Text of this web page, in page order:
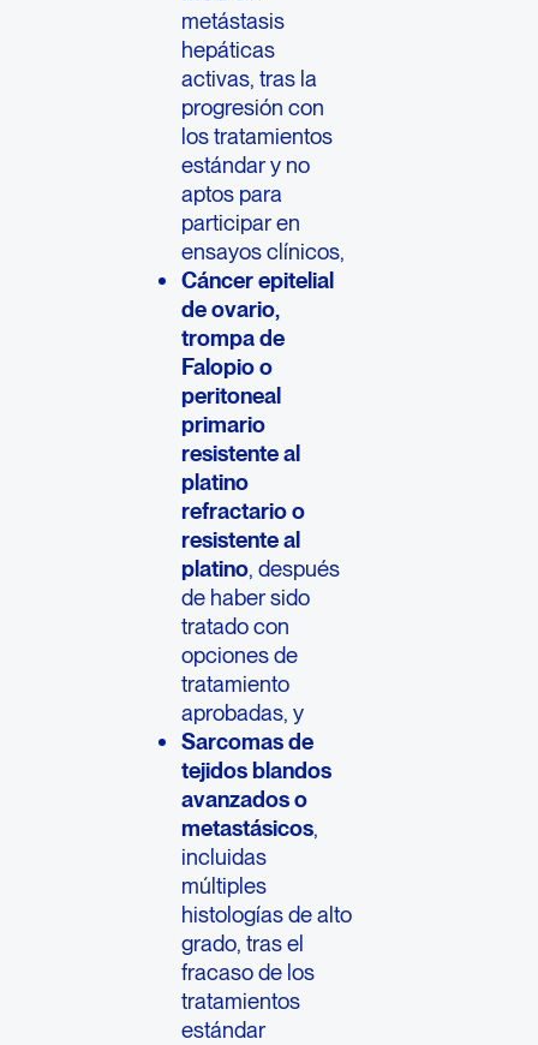
metástasis
hepáticas
activas, tras la
progresión con
los tratamientos
estándar y no
aptos para
participar en
ensayos clínicos,
Cáncer epitelial
de ovario,
trompa de
Falopio o
peritoneal
primario
resistente al
platino
refractario o
resistente al
platino, después
de haber sido
tratado con
opciones de
tratamiento
aprobadas, y
Sarcomas de
tejidos blandos
avanzados o
metastásicos,
incluidas
múltiples
histologías de alto
grado, tras el
fracaso de los
tratamientos
estándar